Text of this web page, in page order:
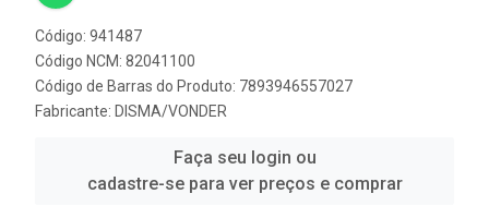
Código: 941487
Código NCM: 82041100
Código de Barras do Produto: 7893946557027
Fabricante: DISMA/VONDER
Faça seu login ou
cadastre-se para ver preços e comprar